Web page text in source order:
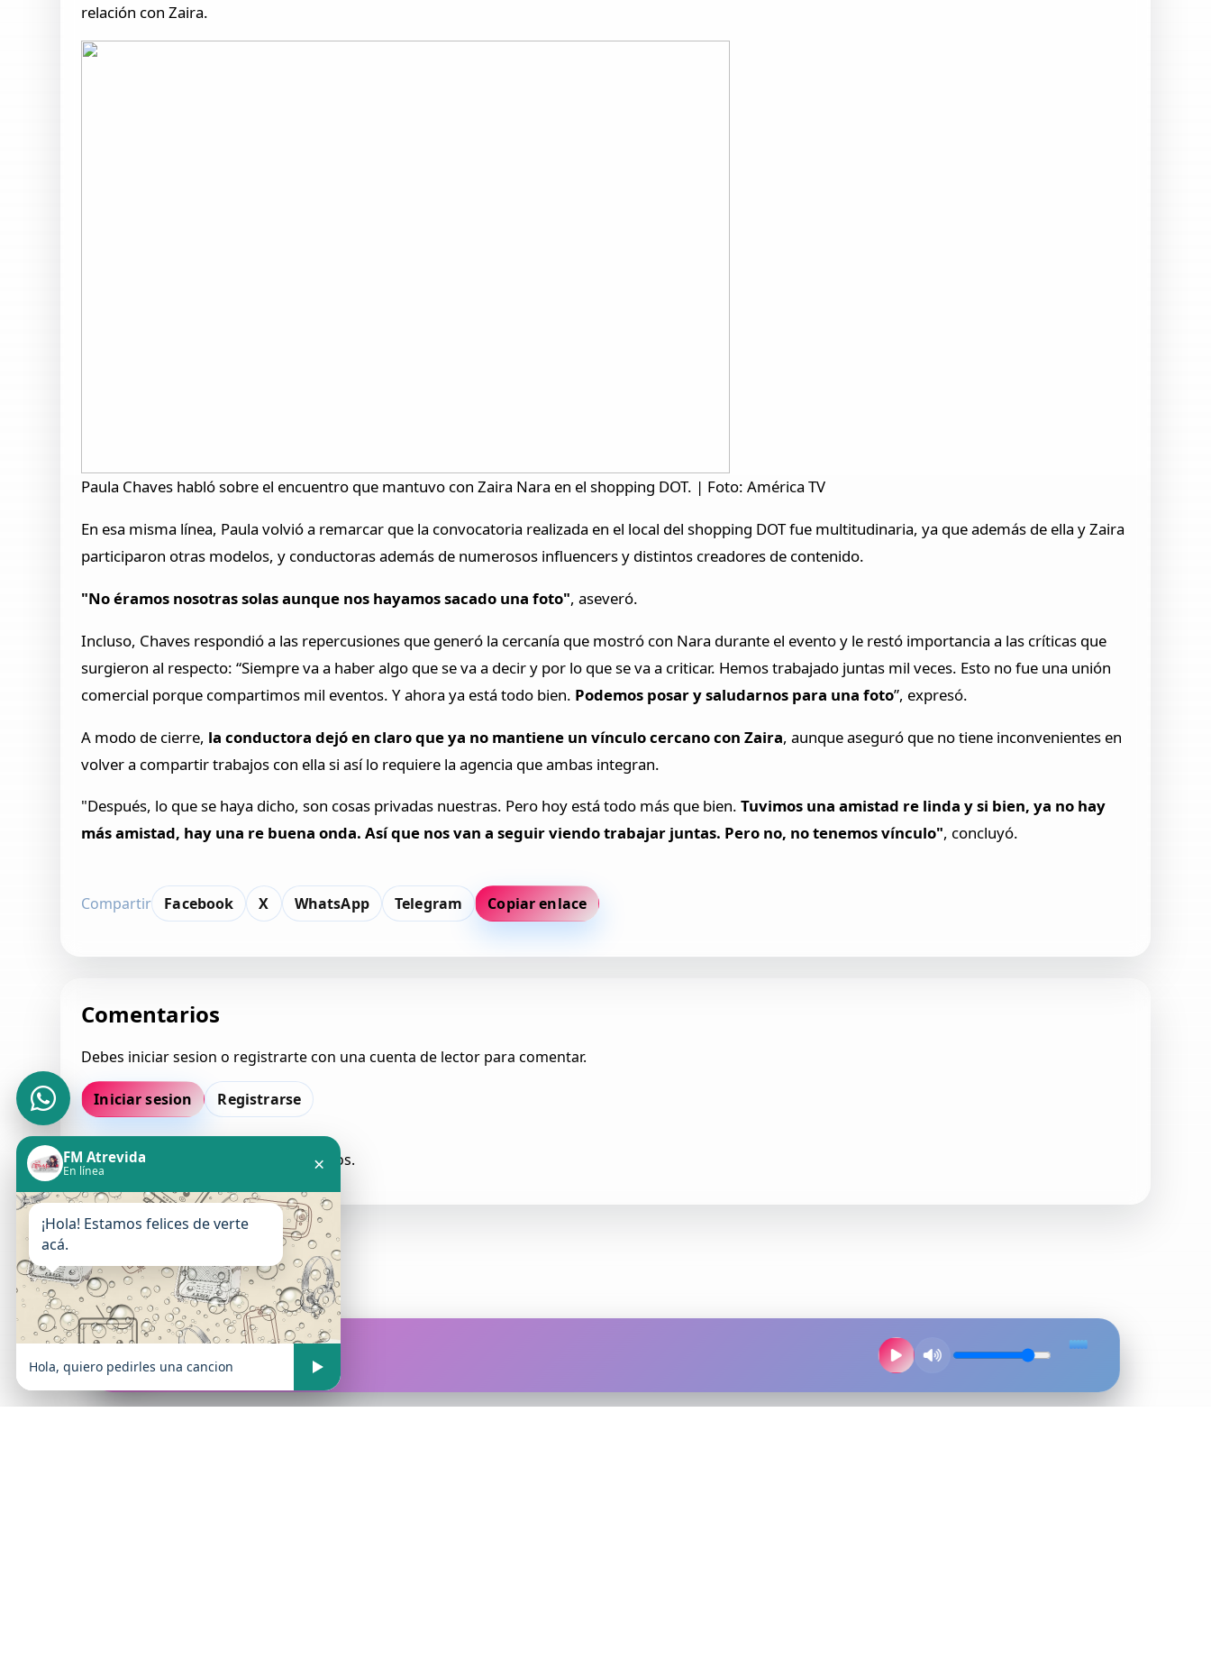
relación con Zaira.
Paula Chaves habló sobre el encuentro que mantuvo con Zaira Nara en el shopping DOT. | Foto: América TV
En esa misma línea, Paula volvió a remarcar que la convocatoria realizada en el local del shopping DOT fue multitudinaria, ya que además de ella y Zaira
participaron otras modelos, y conductoras además de numerosos influencers y distintos creadores de contenido.
"No éramos nosotras solas aunque nos hayamos sacado una foto", aseveró.
Incluso, Chaves respondió a las repercusiones que generó la cercanía que mostró con Nara durante el evento y le restó importancia a las críticas que
surgieron al respecto: “Siempre va a haber algo que se va a decir y por lo que se va a criticar. Hemos trabajado juntas mil veces. Esto no fue una unión
comercial porque compartimos mil eventos. Y ahora ya está todo bien. Podemos posar y saludarnos para una foto”, expresó.
A modo de cierre, la conductora dejó en claro que ya no mantiene un vínculo cercano con Zaira, aunque aseguró que no tiene inconvenientes en
volver a compartir trabajos con ella si así lo requiere la agencia que ambas integran.
"Después, lo que se haya dicho, son cosas privadas nuestras. Pero hoy está todo más que bien.Tuvimos una amistad re linda y si bien, ya no hay
más amistad, hay una re buena onda. Así que nos van a seguir viendo trabajar juntas. Pero no, no tenemos vínculo", concluyó.
Compartir Facebook X WhatsApp Telegram Copiar enlace
Comentarios
Debes iniciar sesion o registrarte con una cuenta de lector para comentar.
Iniciar sesion Registrarse
Todavia no hay comentarios aprobados.
FM Atrevida
En vivo
FM Atrevida
En línea ×
¡Hola! Estamos felices de verte
acá.